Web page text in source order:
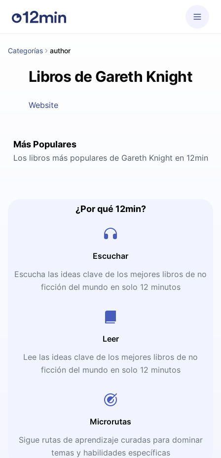
Categorías author
Libros de Gareth Knight
Website
Más Populares
Los libros más populares de Gareth Knight en 12min
¿Por qué 12min?
Escuchar
Escucha las ideas clave de los mejores libros de no
ficción del mundo en solo 12 minutos
Leer
Lee las ideas clave de los mejores libros de no
ficción del mundo en solo 12 minutos
Microrutas
Sigue rutas de aprendizaje curadas para dominar
temas y habilidades específicas